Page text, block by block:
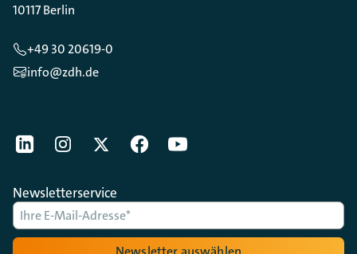
10117 Berlin
+49 30 20619-0
info@zdh.de
[Der ZDH in den Sozialen Netzwerken]
LinkedIninstagramTwitterFacebookYoutube
Newsletterservice